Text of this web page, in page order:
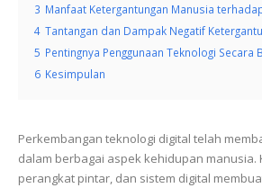
3 Manfaat Ketergantungan Manusia
4 Tantangan dan Dampak Negatif
5 Pentingnya Penggunaan Teknologi Secara
6 Kesimpulan
Perkembangan teknologi digital telah
dalam berbagai aspek kehidupan manusia.
perangkat pintar, dan sistem digital